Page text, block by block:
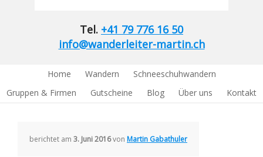
Tel. +41 79 776 16 50
info@wanderleiter-martin.ch
Home Wandern
Schneeschuhwandern
Gruppen & Firmen
Gutscheine Blog Über uns Kontakt
berichtet am 3. Juni 2016von Martin Gabathuler